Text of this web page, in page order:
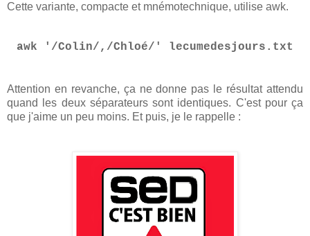
Cette variante, compacte et mnémotechnique, utilise awk.
awk '/Colin/,/Chloé/' lecumedesjours.txt
Attention en revanche, ça ne donne pas le résultat attendu
quand les deux séparateurs sont identiques. C'est pour ça
que j'aime un peu moins. Et puis, je le rappelle :